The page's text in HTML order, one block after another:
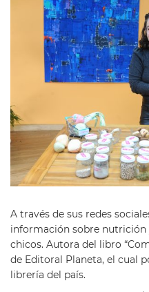
A través de sus redes
información sobre nutrición
chicos. Autora del libro
de Editoral Planeta, el cual
librería del país.